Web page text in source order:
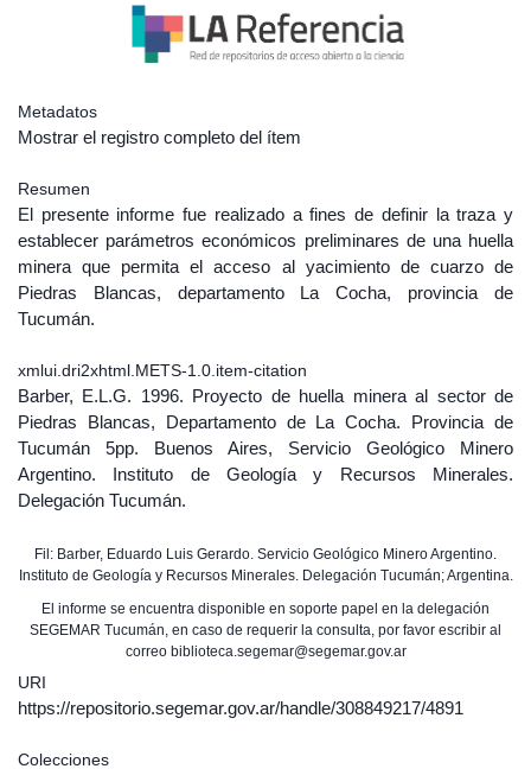
Metadatos
Mostrar el registro completo del ítem
Resumen
El presente informe fue realizado a fines de definir la traza y
establecer parámetros económicos preliminares de una huella
minera que permita el acceso al yacimiento de cuarzo de
Piedras Blancas, departamento La Cocha, provincia de
Tucumán.
xmlui.dri2xhtml.METS-1.0.item-citation
Barber, E.L.G. 1996. Proyecto de huella minera al sector de
Piedras Blancas, Departamento de La Cocha. Provincia de
Tucumán 5pp. Buenos Aires, Servicio Geológico Minero
Argentino. Instituto de Geología y Recursos Minerales.
Delegación Tucumán.
Fil: Barber, Eduardo Luis Gerardo. Servicio Geológico Minero Argentino.
Instituto de Geología y Recursos Minerales. Delegación Tucumán; Argentina.
El informe se encuentra disponible en soporte papel en la delegación
SEGEMAR Tucumán, en caso de requerir la consulta, por favor escribir al
correo biblioteca.segemar@segemar.gov.ar
URI
https://repositorio.segemar.gov.ar/handle/308849217/4891
Colecciones